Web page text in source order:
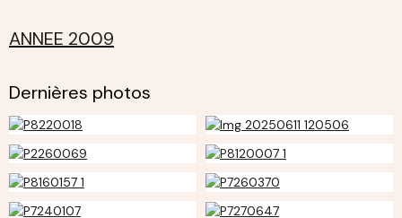
ANNEE 2009
Dernières photos